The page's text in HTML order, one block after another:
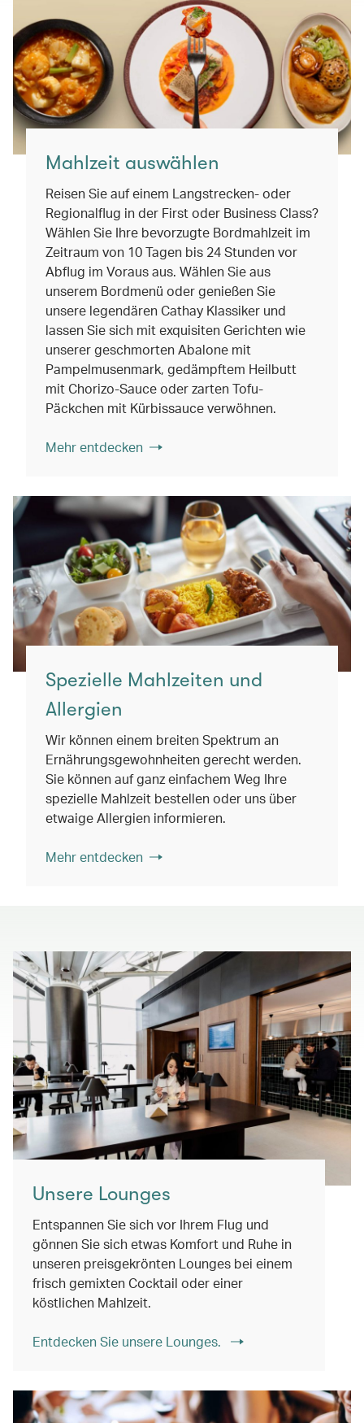
Mahlzeit auswählen
Reisen Sie auf einem Langstrecken- oder
Regionalflug in der First oder Business Class?
Wählen Sie Ihre bevorzugte Bordmahlzeit im
Zeitraum von 10 Tagen bis 24 Stunden vor
Abflug im Voraus aus. Wählen Sie aus
unserem Bordmenü oder genießen Sie
unsere legendären Cathay Klassiker und
lassen Sie sich mit exquisiten Gerichten wie
unserer geschmorten Abalone mit
Pampelmusenmark, gedämpftem Heilbutt
mit Chorizo-Sauce oder zarten Tofu-
Päckchen mit Kürbissauce verwöhnen.
Mehr entdecken
Spezielle Mahlzeiten und
Allergien
Wir können einem breiten Spektrum an
Ernährungsgewohnheiten gerecht werden.
Sie können auf ganz einfachem Weg Ihre
spezielle Mahlzeit bestellen oder uns über
etwaige Allergien informieren.
Mehr entdecken
Unsere Lounges
Entspannen Sie sich vor Ihrem Flug und
gönnen Sie sich etwas Komfort und Ruhe in
unseren preisgekrönten Lounges bei einem
frisch gemixten Cocktail oder einer
köstlichen Mahlzeit.
Entdecken Sie unsere Lounges.